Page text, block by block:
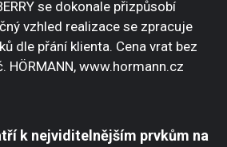
se dokonale přizpůsobí
vzhled realizace se zpracuje
dle přání klienta. Cena vrat bez
HÖRMANN, www.hormann.cz
k nejviditelnějším prvkům na